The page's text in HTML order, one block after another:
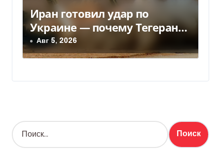
Иран готовил удар по
Украине — почему Тегеран
передумал
Авг 5, 2026
Н
а